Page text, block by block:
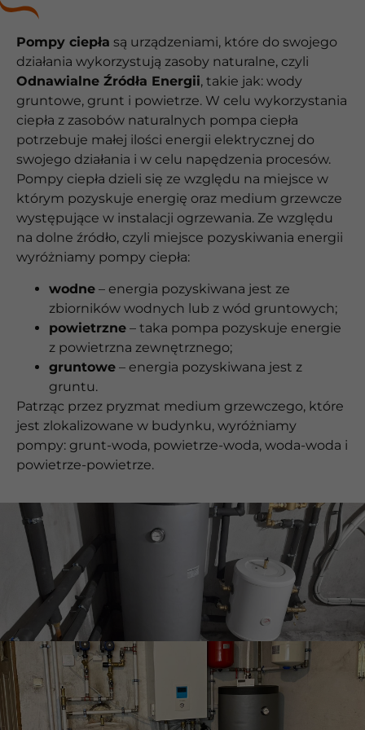
Pompy ciepła są urządzeniami, które do swojego
działania wykorzystują zasoby naturalne, czyli
Odnawialne Źródła Energii, takie jak: wody
gruntowe, grunt i powietrze. W celu wykorzystania
ciepła z zasobów naturalnych pompa ciepła
potrzebuje małej ilości energii elektrycznej do
swojego działania i w celu napędzenia procesów.
Pompy ciepła dzieli się ze względu na miejsce w
którym pozyskuje energię oraz medium grzewcze
występujące w instalacji ogrzewania. Ze względu
na dolne źródło, czyli miejsce pozyskiwania energii
wyróżniamy pompy ciepła:
wodne – energia pozyskiwana jest ze
zbiorników wodnych lub z wód gruntowych;
powietrzne – taka pompa pozyskuje energie
z powietrzna zewnętrznego;
gruntowe – energia pozyskiwana jest z
gruntu.
Patrząc przez pryzmat medium grzewczego, które
jest zlokalizowane w budynku, wyróżniamy
pompy: grunt-woda, powietrze-woda, woda-woda i
powietrze-powietrze.